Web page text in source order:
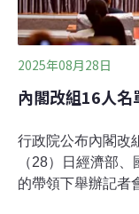
2025年08月28日
內閣改組16人名
行政院公布內閣改
（28）日經濟部
的帶領下舉辦記者